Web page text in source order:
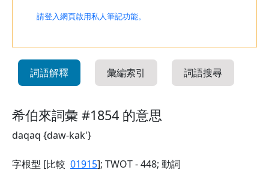
請登入網頁啟用私人筆記功能。
詞語解釋 彙編索引 詞語搜尋
希伯來詞彙 #1854 的意思
daqaq {daw-kak'}
字根型 [比較 01915]; TWOT - 448; 動詞